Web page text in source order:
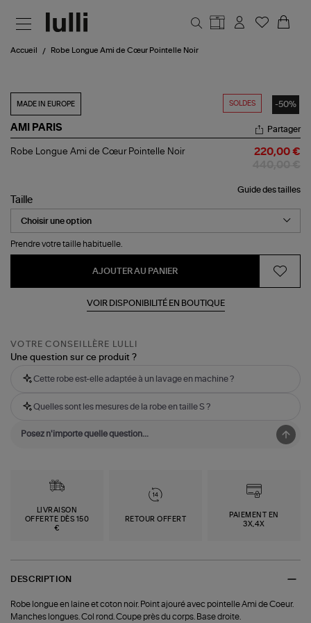
Accueil Robe Longue Ami de Cœur Pointelle Noir
SOLDES -50%
MADE IN EUROPE
AMI PARIS
Robe
Cœur
Pointelle
Noir
Partager
Robe Longue Ami de Cœur Pointelle Noir 220,00 €
Guide des tailles
Taille
Prendre votre taille habituelle.
AJOUTER AU PANIER
VOIR DISPONIBILITÉ EN BOUTIQUE
VOTRE CONSEILLÈRE LULLI
Une question sur ce produit ?
Cette robe est-elle adaptée à un lavage en machine ?
Quelles sont les mesures de la robe en taille S ?
LIVRAISON
OFFERTE DÈS 150
€
RETOUR OFFERT
PAIEMENT EN
3X,4X
DESCRIPTION
Robe longue en laine et coton noir. Point ajouré avec pointelle Ami de Coeur.
Manches longues. Col rond. Coupe près du corps. Base droite.